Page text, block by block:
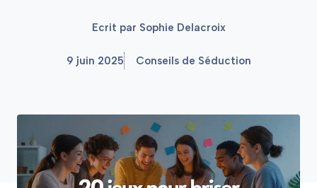
Ecrit par Sophie Delacroix
9 juin 2025 Conseils de Séduction